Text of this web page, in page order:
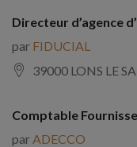
Directeur d’agence
par FIDUCIAL
39000 LONS LE
Comptable
par ADECCO